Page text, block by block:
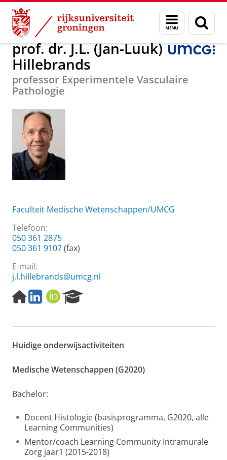
Skip
Content
Skip
Navigation
Menu
en
zoeken
Over ons prof. dr. J.L. (Jan-Luuk) Hillebrands
prof. dr. J.L. (Jan-Luuk)
Hillebrands
professor Experimentele Vasculaire
Pathologie
Faculteit Medische Wetenschappen/UMCG
Telefoon:
050 361 2875
050 361 9107(fax)
E-mail:
j.l.hillebrands@umcg.nl
H
o
e
a
e
L
i
k
d
N
O
R
I
e
r
h
P
a
l
Huidige onderwijsactiviteiten
Medische Wetenschappen (G2020)
Bachelor:
Docent Histologie (basisprogramma, G2020, alle
Learning Communities)
Mentor/coach Learning Community Intramurale
Zorg jaar1 (2015-2018)